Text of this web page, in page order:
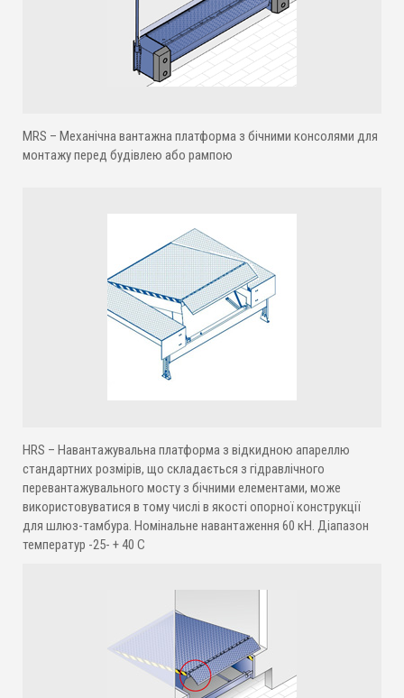
MRS – Механічна вантажна платформа з бічними консолями для
монтажу перед будівлею або рампою
HRS – Навантажувальна платформа з відкидною апареллю
стандартних розмірів, що складається з гідравлічного
перевантажувального мосту з бічними елементами, може
використовуватися в тому числі в якості опорної конструкції
для шлюз-тамбура. Номінальне навантаження 60 кН. Діапазон
температур -25- + 40 C